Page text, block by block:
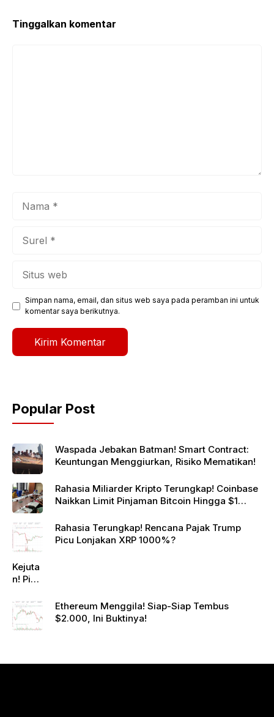
Tinggalkan komentar
Simpan nama, email, dan situs web saya pada peramban ini untuk
komentar saya berikutnya.
Popular Post
Waspada Jebakan Batman! Smart Contract:
Keuntungan Menggiurkan, Risiko Mematikan!
Rahasia Miliarder Kripto Terungkap! Coinbase
Naikkan Limit Pinjaman Bitcoin Hingga $1
Rahasia Terungkap! Rencana Pajak Trump
Picu Lonjakan XRP 1000%?
Kejuta
n! Pi
rk
Gande
ng
Eropa,
Ethereum Menggila! Siap-Siap Tembus
$2.000, Ini Buktinya!